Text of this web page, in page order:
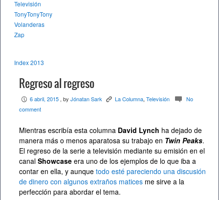
Televisión
TonyTonyTony
Volanderas
Zap
Index 2013
Regreso al regreso
P 6 abril, 2015 , by Jónatan Sark K La Columna,Televisión c No
comment
Mientras escribía esta columna David Lynch ha dejado de
manera más o menos aparatosa su trabajo en Twin Peaks.
El regreso de la serie a televisión mediante su emisión en el
canal Showcase era uno de los ejemplos de lo que iba a
contar en ella, y aunque todo esté pareciendo una discusión
de dinero con algunos extraños matices me sirve a la
perfección para abordar el tema.